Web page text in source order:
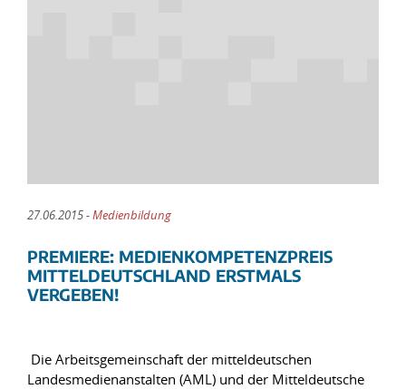
27.06.2015 -Medienbildung
PREMIERE: MEDIENKOMPETENZPREIS
MITTELDEUTSCHLAND ERSTMALS
VERGEBEN!
Die Arbeitsgemeinschaft der mitteldeutschen
Landesmedienanstalten (AML) und der Mitteldeutsche